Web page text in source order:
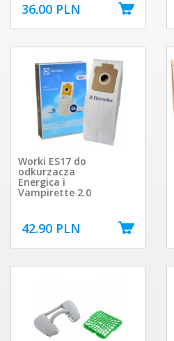
36.00 PLN
Worki ES17 do
odkurzacza
Energica i
Vampirette 2.0
42.90 PLN